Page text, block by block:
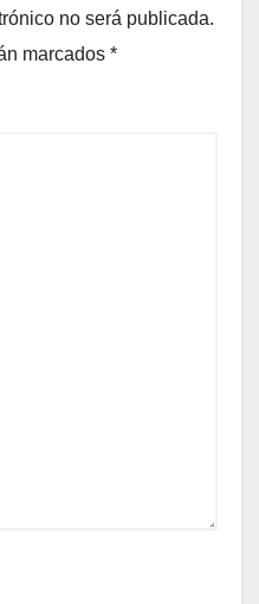
no será publicada.
marcados *